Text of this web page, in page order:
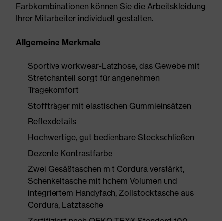
Farbkombinationen können Sie die Arbeitskleidung
Ihrer Mitarbeiter individuell gestalten.
Allgemeine Merkmale
Sportive workwear-Latzhose, das Gewebe mit
Stretchanteil sorgt für angenehmen
Tragekomfort
Stoffträger mit elastischen Gummieinsätzen
Reflexdetails
Hochwertige, gut bedienbare Steckschließen
Dezente Kontrastfarbe
Zwei Gesäßtaschen mit Cordura verstärkt,
Schenkeltasche mit hohem Volumen und
integriertem Handyfach, Zollstocktasche aus
Cordura, Latztasche